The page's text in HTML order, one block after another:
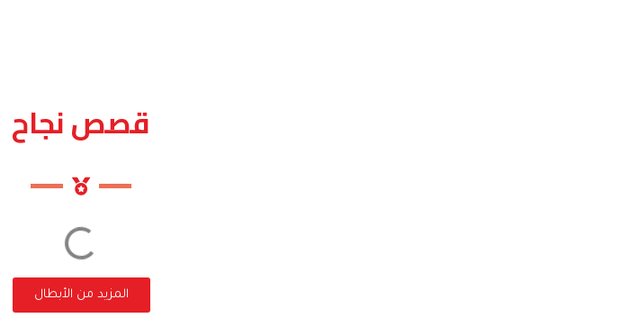
قصص نجاح
المزيد من الأبطال